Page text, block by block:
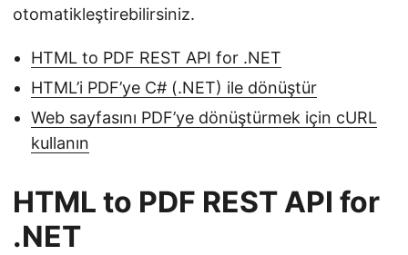
otomatikleştirebilirsiniz.
HTML to PDF REST API for .NET
HTML’i PDF’ye C# (.NET) ile dönüştür
Web sayfasını PDF’ye dönüştürmek için cURL
kullanın
HTML to PDF REST API for
.NET